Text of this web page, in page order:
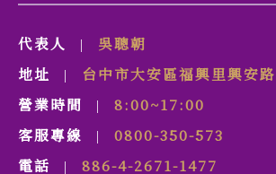
代表人
吳聰朝
地址
台中市大安區福興里興安路
營業時間
8:00~17:00
客服專線
0800-350-573
電話
886-4-2671-1477